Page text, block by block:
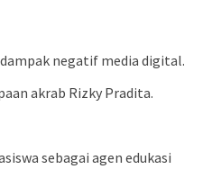
negatif media digital.
akrab Rizky Pradita.
sebagai agen edukasi